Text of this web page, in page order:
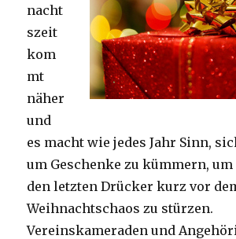
nacht
szeit
kom
mt
näher
und
es macht wie jedes Jahr Sinn,
um Geschenke zu kümmern,
den letzten Drücker kurz vor
Weihnachtschaos zu stürzen.
Vereinskameraden und